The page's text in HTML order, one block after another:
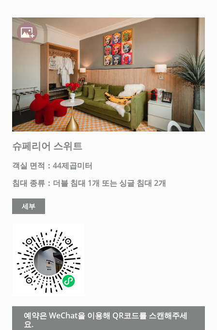
슈페리어 스위트
객실 면적：44제곱미터
침대 종류：더블 침대 1개 또는 싱글 침대 2개
세부
예약은 WeChat을 이용해 QR코드를 스캔해주세
요.